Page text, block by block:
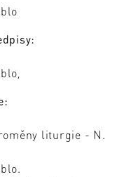
liturgie - N.